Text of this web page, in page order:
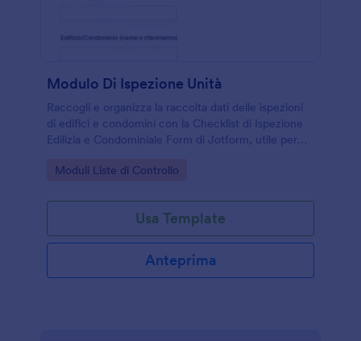
Modulo Di Ispezione Unità
Raccogli e organizza la raccolta dati delle ispezioni
di edifici e condomini con la Checklist di Ispezione
Edilizia e Condominiale Form di Jotform, utile per
vogliono report uniformi e tracciabili.
Go to Category:
Moduli Liste di Controllo
Usa Template
Anteprima